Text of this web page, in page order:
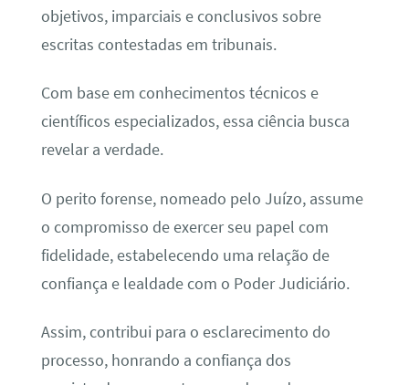
objetivos, imparciais e conclusivos sobre
escritas contestadas em tribunais.
Com base em conhecimentos técnicos e
científicos especializados, essa ciência busca
revelar a verdade.
O perito forense, nomeado pelo Juízo, assume
o compromisso de exercer seu papel com
fidelidade, estabelecendo uma relação de
confiança e lealdade com o Poder Judiciário.
Assim, contribui para o esclarecimento do
processo, honrando a confiança dos